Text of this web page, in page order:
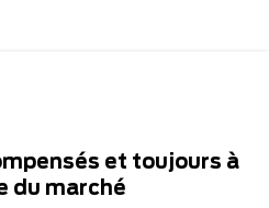
et toujours à
du marché